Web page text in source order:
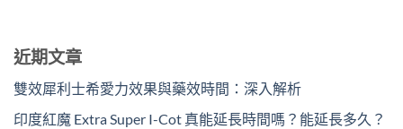
近期文章
雙效犀利士希愛力效果與藥效時間：深入解析
印度紅魔 Extra Super I-Cot 真能延長時間嗎？能延長多久？